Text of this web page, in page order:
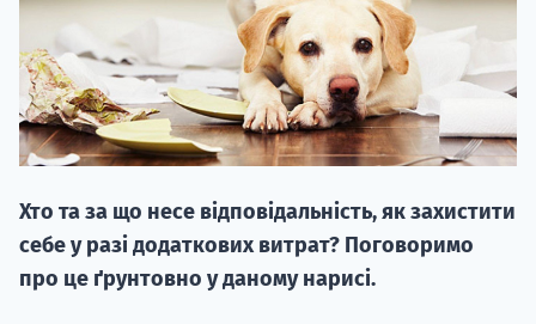
Хто та за що несе відповідальність, як захистити
себе у разі додаткових витрат? Поговоримо
про це ґрунтовно у даному нарисі.
НАБІР
вступ на